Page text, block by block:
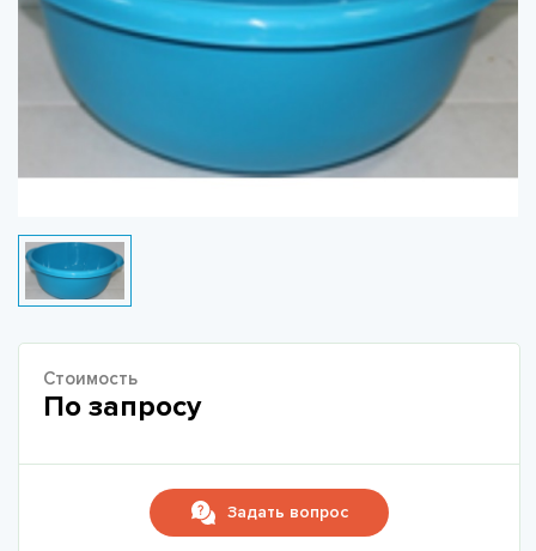
Стоимость
По запросу
Задать вопрос